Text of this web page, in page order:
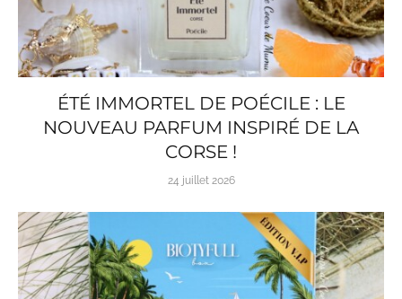
ÉTÉ IMMORTEL DE POÉCILE : LE
NOUVEAU PARFUM INSPIRÉ DE LA
CORSE !
24 juillet 2026